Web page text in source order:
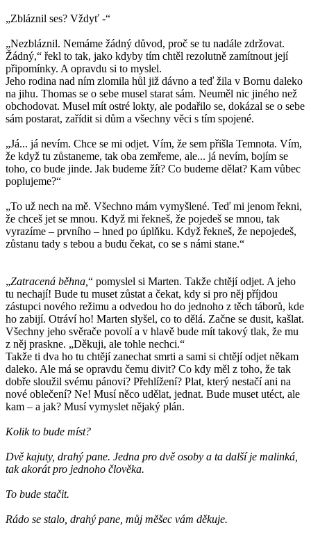
„Zbláznil ses? Vždyť -“
„Nezbláznil. Nemáme žádný důvod, proč se tu nadále zdržovat.
Žádný,“ řekl to tak, jako kdyby tím chtěl rezolutně zamítnout její
připomínky. A opravdu si to myslel.
Jeho rodina nad ním zlomila hůl již dávno a teď žila v Bornu daleko
na jihu. Thomas se o sebe musel starat sám. Neuměl nic jiného než
obchodovat. Musel mít ostré lokty, ale podařilo se, dokázal se o sebe
sám postarat, zařídit si dům a všechny věci s tím spojené.
„Já... já nevím. Chce se mi odjet. Vím, že sem přišla Temnota. Vím,
že když tu zůstaneme, tak oba zemřeme, ale... já nevím, bojím se
toho, co bude jinde. Jak budeme žít? Co budeme dělat? Kam vůbec
poplujeme?“
„To už nech na mě. Všechno mám vymyšlené. Teď mi jenom řekni,
že chceš jet se mnou. Když mi řekneš, že pojedeš se mnou, tak
vyrazíme – prvního – hned po úplňku. Když řekneš, že nepojedeš,
zůstanu tady s tebou a budu čekat, co se s námi stane.“
„Zatracená běhna, “ pomyslel si Marten. Takže chtějí odjet. A jeho
tu nechají! Bude tu muset zůstat a čekat, kdy si pro něj příjdou
zástupci nového režimu a odvedou ho do jednoho z těch táborů, kde
ho zabijí. Otráví ho! Marten slyšel, co to dělá. Začne se dusit, kašlat.
Všechny jeho svěrače povolí a v hlavě bude mít takový tlak, že mu
z něj praskne. „Děkuji, ale tohle nechci.“
Takže ti dva ho tu chtějí zanechat smrti a sami si chtějí odjet někam
daleko. Ale má se opravdu čemu divit? Co kdy měl z toho, že tak
dobře sloužil svému pánovi? Přehlížení? Plat, který nestačí ani na
nové oblečení? Ne! Musí něco udělat, jednat. Bude muset utéct, ale
kam – a jak? Musí vymyslet nějaký plán.
Kolik to bude míst?
Dvě kajuty, drahý pane. Jedna pro dvě osoby a ta další je malinká,
tak akorát pro jednoho člověka.
To bude stačit.
Rádo se stalo, drahý pane, můj měšec vám děkuje.